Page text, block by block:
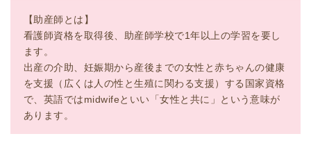
【助産師とは】
看護師資格を取得後、助産師学校で1年以上の学習を要し
ます。
出産の介助、妊娠期から産後までの女性と赤ちゃんの健康
を支援（広くは人の性と生殖に関わる支援）する国家資格
で、英語ではmidwifeといい「女性と共に」という意味が
あります。